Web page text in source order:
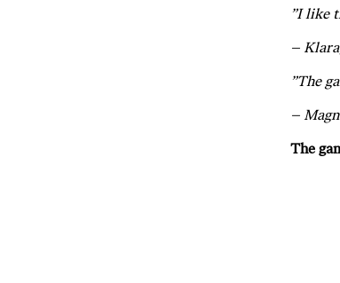
”I like
–
”The
–
The